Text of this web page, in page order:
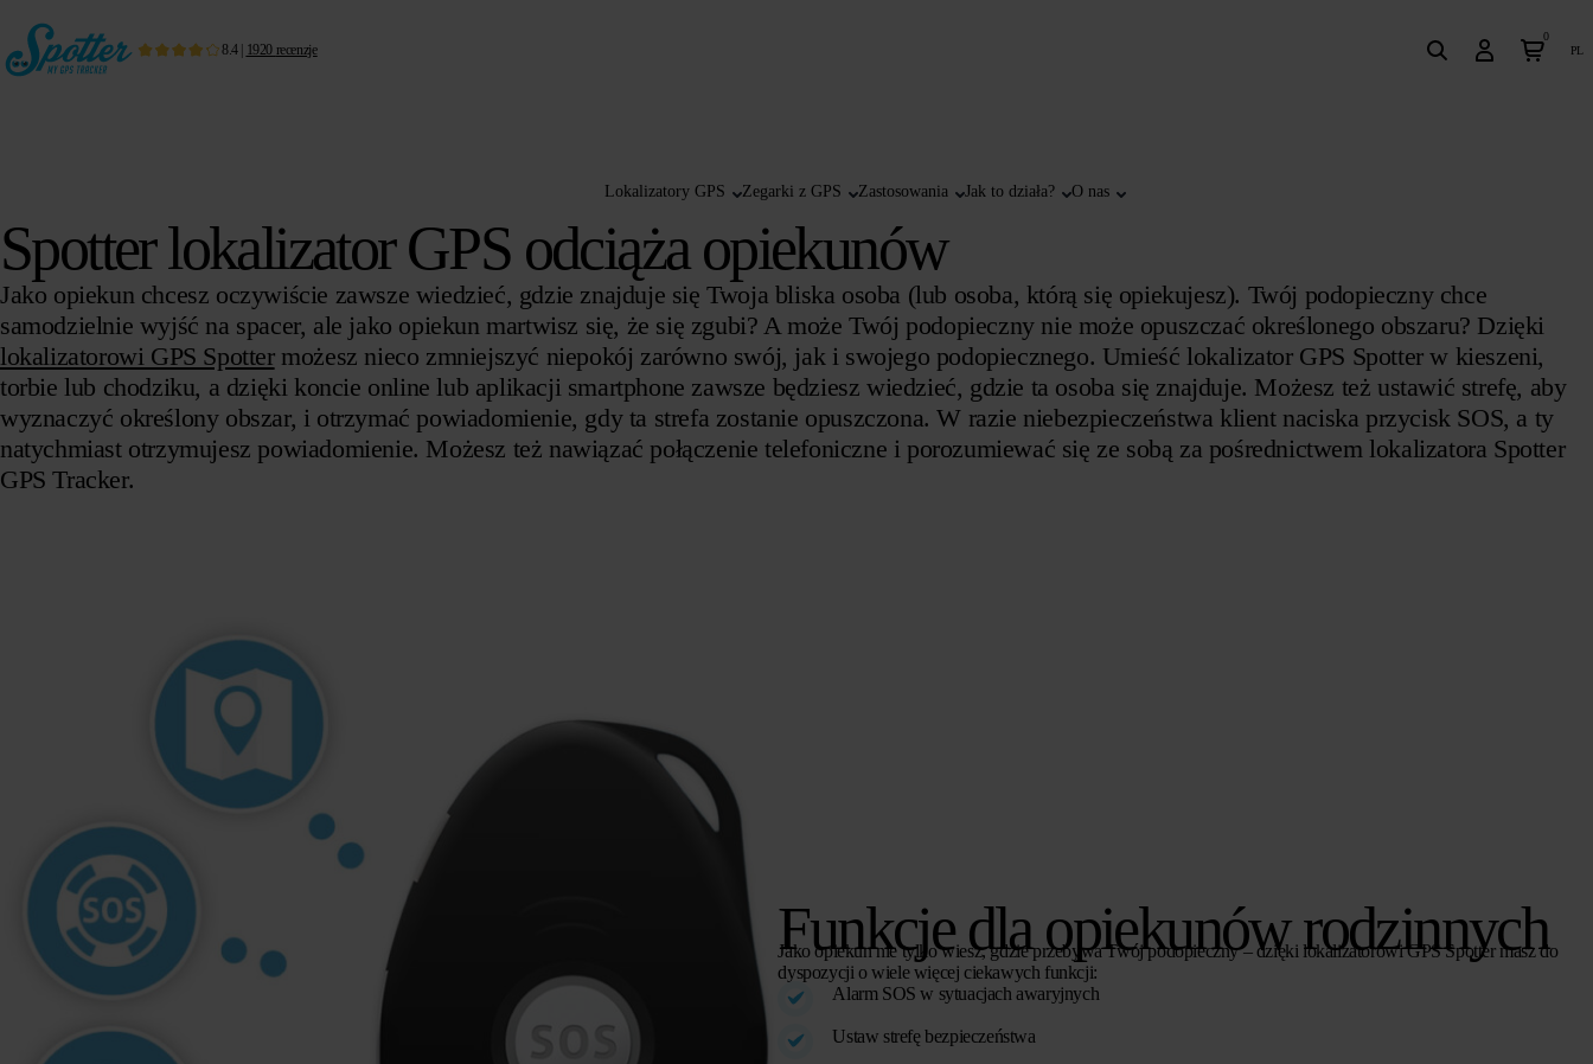
8.4| 1920 recenzje
Lokalizatory GPS Zegarki z GPS Zastosowania Jak to działa? O nas
0
pl
Spotter lokalizator GPS odciąża opiekunów
Jako opiekun chcesz oczywiście zawsze wiedzieć, gdzie znajduje się Twoja bliska osoba (lub osoba, którą się opiekujesz). Twój podopieczny chce
samodzielnie wyjść na spacer, ale jako opiekun martwisz się, że się zgubi? A może Twój podopieczny nie może opuszczać określonego obszaru? Dzięki
lokalizatorowi GPS Spottermożesz nieco zmniejszyć niepokój zarówno swój, jak i swojego podopiecznego. Umieść lokalizator GPS Spotter w kieszeni,
torbie lub chodziku, a dzięki koncie online lub aplikacji smartphone zawsze będziesz wiedzieć, gdzie ta osoba się znajduje. Możesz też ustawić strefę, aby
wyznaczyć określony obszar, i otrzymać powiadomienie, gdy ta strefa zostanie opuszczona. W razie niebezpieczeństwa klient naciska przycisk SOS, a ty
natychmiast otrzymujesz powiadomienie. Możesz też nawiązać połączenie telefoniczne i porozumiewać się ze sobą za pośrednictwem lokalizatora Spotter
GPS Tracker.
Funkcje dla opiekunów rodzinnych
Jako opiekun nie tylko wiesz, gdzie przebywa Twój podopieczny – dzięki lokalizatorowi GPS Spotter masz do
dyspozycji o wiele więcej ciekawych funkcji:
Alarm SOS w sytuacjach awaryjnych
Ustaw strefę bezpieczeństwa